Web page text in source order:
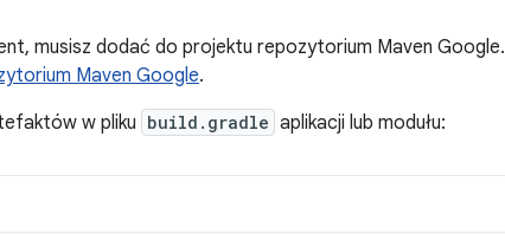
musisz dodać do projektu repozytorium Maven Google.
Maven Google.
w pliku build.gradle aplikacji lub modułu: